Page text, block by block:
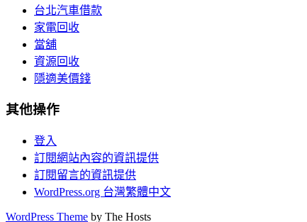
台北汽車借款
家電回收
當舖
資源回收
隱適美價錢
其他操作
登入
訂閱網站內容的資訊提供
訂閱留言的資訊提供
WordPress.org 台灣繁體中文
WordPress Theme by The Hosts